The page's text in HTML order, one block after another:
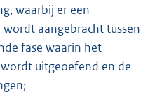
waarbij er een
wordt aangebracht tussen
fase waarin het
uitgeoefend en de